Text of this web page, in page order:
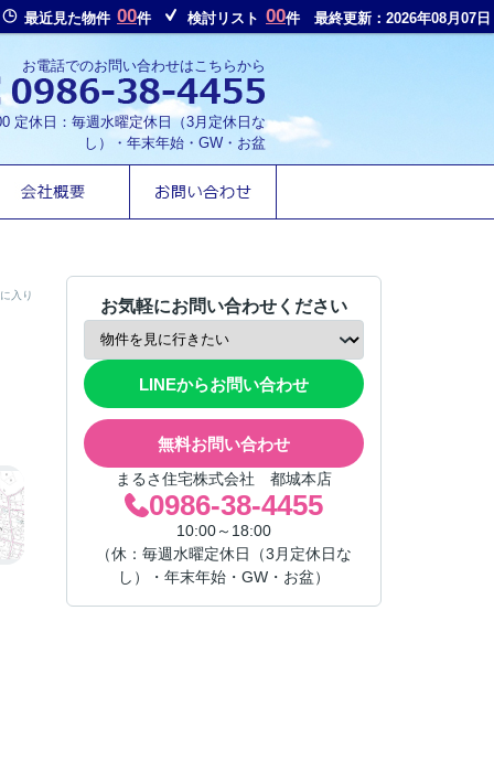
最近見た物件 00件 検討リスト 00件 最終更新：2026年08月07日
お電話でのお問い合わせはこちらから
定休日：毎週水曜定休日（3月定休日な
し）・年末年始・GW・お盆
入り
お気軽にお問い合わせください
LINEからお問い合わせ
無料お問い合わせ
まるさ住宅株式会社 都城本店
0986-38-4455
10:00～18:00
（休：毎週水曜定休日（3月定休日な
し）・年末年始・GW・お盆）